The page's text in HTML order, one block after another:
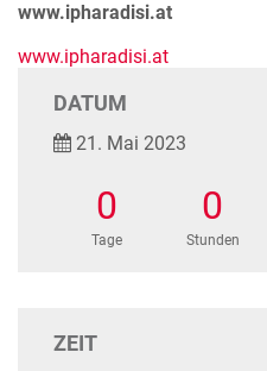
www.ipharadisi.at
www.ipharadisi.at
DATUM
21. Mai 2023
0
Tage
0
Stunden
ZEIT